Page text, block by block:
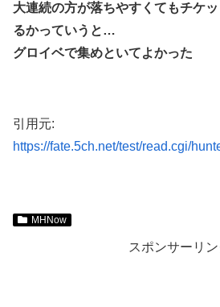
大連続の方が落ちやすくてもチケ
るかっていうと…
グロイベで集めといてよかった
引用元:
https://fate.5ch.net/test/read.cgi/
MHNow
スポンサーリン